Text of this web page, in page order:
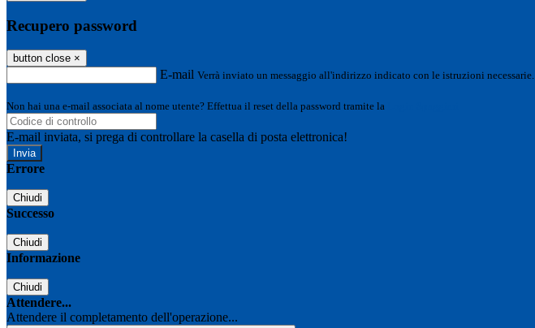
Recupero password
button close ×
E-mail Verrà inviato un messaggio all'indirizzo indicato con le istruzioni necessarie.
Non hai una e-mail associata al nome utente? Effettua il reset della password tramite la
E-mail inviata, si prega di controllare la casella di posta elettronica!
Errore
Chiudi
Successo
Chiudi
Informazione
Chiudi
Attendere...
Attendere il completamento dell'operazione...